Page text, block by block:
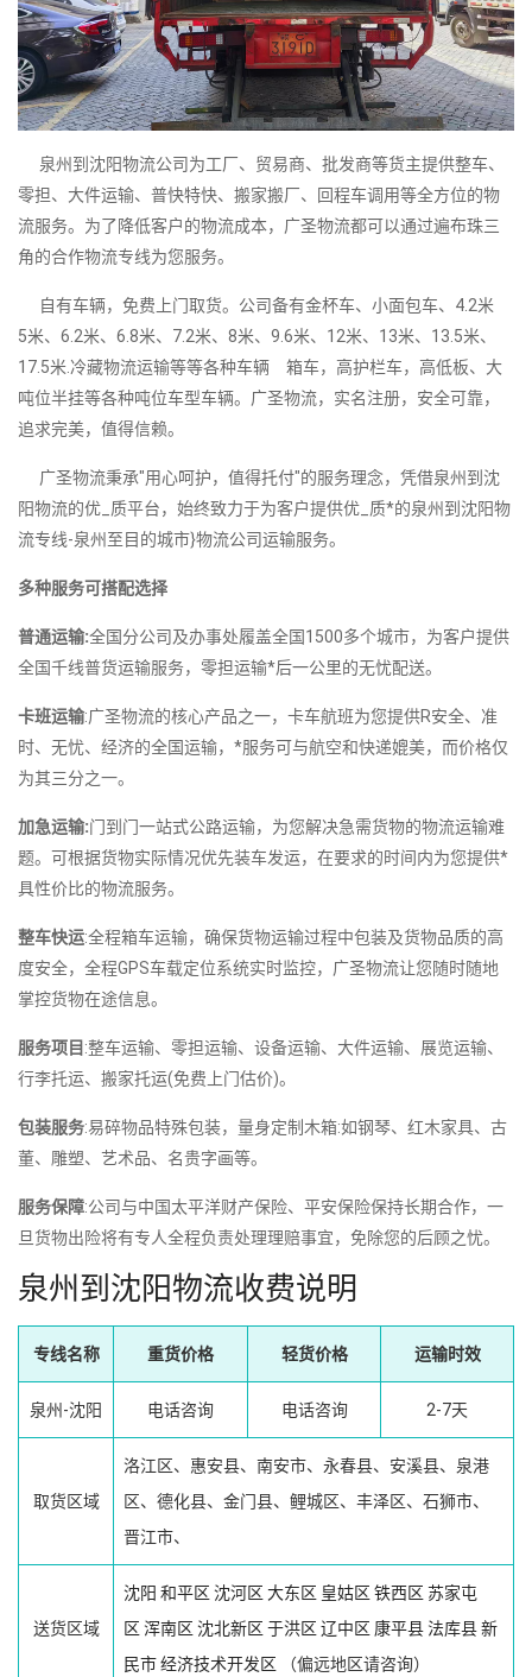
泉州到沈阳物流公司为工厂、贸易商、批发商等货主提供整车、
零担、大件运输、普快特快、搬家搬厂、回程车调用等全方位的物
流服务。为了降低客户的物流成本，广圣物流都可以通过遍布珠三
角的合作物流专线为您服务。
自有车辆，免费上门取货。公司备有金杯车、小面包车、4.2米
5米、6.2米、6.8米、7.2米、8米、9.6米、12米、13米、13.5米、
17.5米.冷藏物流运输等等各种车辆 箱车，高护栏车，高低板、大
吨位半挂等各种吨位车型车辆。广圣物流，实名注册，安全可靠，
追求完美，值得信赖。
广圣物流秉承"用心呵护，值得托付"的服务理念，凭借泉州到沈
阳物流的优_质平台，始终致力于为客户提供优_质*的泉州到沈阳物
流专线-泉州至目的城市}物流公司运输服务。
多种服务可搭配选择
普通运输:全国分公司及办事处履盖全国1500多个城市，为客户提供
全国千线普货运输服务，零担运输*后一公里的无忧配送。
卡班运输:广圣物流的核心产品之一，卡车航班为您提供R安全、准
时、无忧、经济的全国运输，*服务可与航空和快递媲美，而价格仅
为其三分之一。
加急运输:门到门一站式公路运输，为您解决急需货物的物流运输难
题。可根据货物实际情况优先装车发运，在要求的时间内为您提供*
具性价比的物流服务。
整车快运:全程箱车运输，确保货物运输过程中包装及货物品质的高
度安全，全程GPS车载定位系统实时监控，广圣物流让您随时随地
掌控货物在途信息。
服务项目 :整车运输、零担运输、设备运输、大件运输、展览运输、
行李托运、搬家托运(免费上门估价)。
包装服务:易碎物品特殊包装，量身定制木箱:如钢琴、红木家具、古
董、雕塑、艺术品、名贵字画等。
服务保障:公司与中国太平洋财产保险、平安保险保持长期合作，一
旦货物出险将有专人全程负责处理理赔事宜，免除您的后顾之忧。
泉州到沈阳物流收费说明
专线名称 重货价格 轻货价格 运输时效
泉州-沈阳 电话咨询 电话咨询 2-7天
取货区域
洛江区、惠安县、南安市、永春县、安溪县、泉港
区、德化县、金门县、鲤城区、丰泽区、石狮市、
晋江市、
送货区域
沈阳 和平区 沈河区 大东区 皇姑区 铁西区 苏家屯
区 浑南区 沈北新区 于洪区 辽中区 康平县 法库县新
民市经济技术开发区 （偏远地区请咨询）